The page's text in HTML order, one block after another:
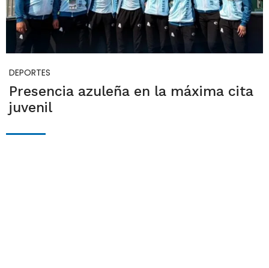
DEPORTES
Presencia azuleña en la máxima cita
juvenil